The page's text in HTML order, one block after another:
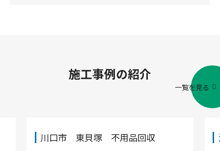
施工事例の紹介
一覧を見る
川口市 東貝塚 不用品回収